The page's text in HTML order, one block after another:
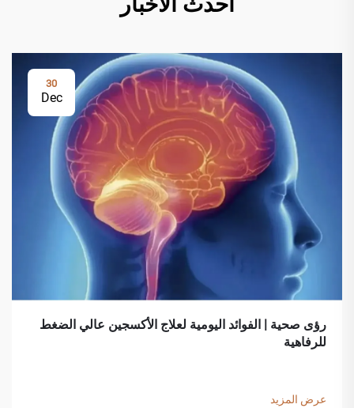
30
Dec
رؤى صحية | الفوائد اليومية لعلاج الأكسجين عالي الضغط
للرفاهية
عرض المزيد